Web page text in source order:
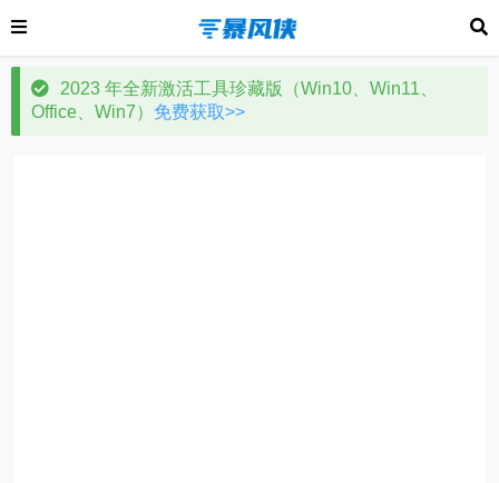
2023 年全新激活工具珍藏版（Win10、Win11、
Office、Win7） 免费获取>>